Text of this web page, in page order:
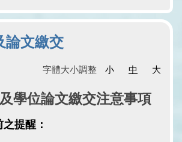
論文繳交
字體大小調整 小 中 大
學位論文繳交注意事項
提醒：